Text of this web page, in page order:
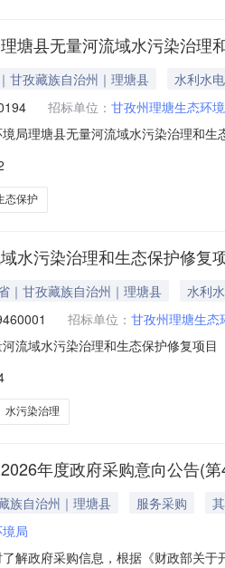
塘县无量河流域水污染治理
甘孜藏族自治州｜理塘县
水利水电
招标单位： 甘孜州理塘生态环
局理塘县无量河流域水污染治理和
基本情况项目编号：
态保护
水污染治理和生态保护修
｜甘孜藏族自治州｜理塘县
水利
招标单位： 甘孜州理塘生态
流域水污染治理和生态保护修复项
和生态保护修复项目施工）评标结
水污染治理
年度政府采购意向公告(
族自治州｜理塘县 服务采购
局
解政府采购信息，根据《财政部关